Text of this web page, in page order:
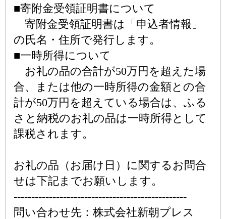
■寄附金受領証明書について
寄附金受領証明書は「申込者情報」
の氏名・住所で発行します。
■一時所得について
お礼の品の合計が50万円を超えた場
合、または他の一時所得の金額との合
計が50万円を超えている場合は、ふる
さと納税のお礼の品は一時所得として
課税されます。
お礼の品（お届け日）に関するお問合
せは下記までお願いします。
-------------------------------------------------
問い合わせ先：株式会社新朝プレス